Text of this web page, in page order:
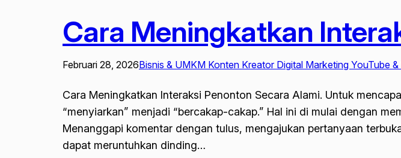
Cara Meningkatkan
Februari 28, 2026Bisnis & UMKM Konten Kreator Digital Marketing YouTube
Cara Meningkatkan Interaksi Penonton Secara Alami. Untuk
“menyiarkan” menjadi “bercakap-cakap.” Hal ini di mulai dengan
Menanggapi komentar dengan tulus, mengajukan pertanyaan
dapat meruntuhkan dinding…